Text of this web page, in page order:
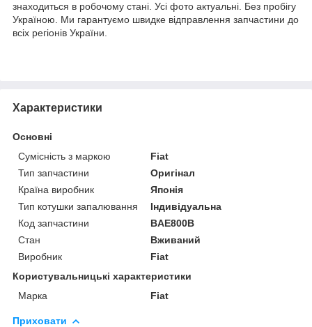
знаходиться в робочому стані. Усі фото актуальні. Без пробігу
Україною. Ми гарантуємо швидке відправлення запчастини до
всіх регіонів України.
Характеристики
Основні
Сумісність з маркою
Fiat
Тип запчастини
Оригінал
Країна виробник
Японія
Тип котушки запалювання
Індивідуальна
Код запчастини
BAE800B
Стан
Вживаний
Виробник
Fiat
Користувальницькі характеристики
Марка
Fiat
Приховати